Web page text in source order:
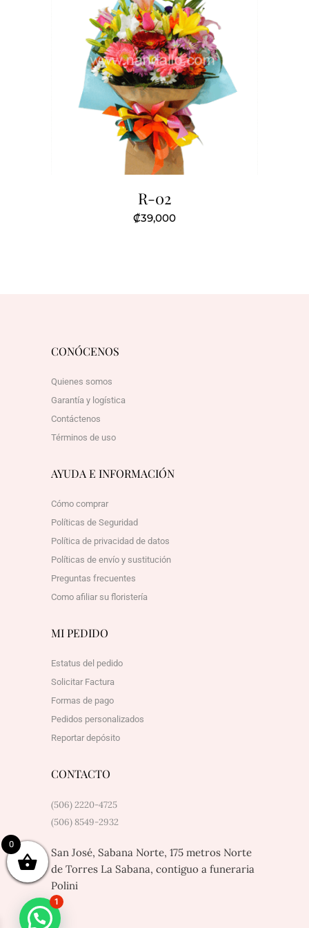
R-02
₡39,000
CONÓCENOS
Quienes somos
Garantía y logística
Contáctenos
Términos de uso
AYUDA E INFORMACIÓN
Cómo comprar
Políticas de Seguridad
Política de privacidad de datos
Políticas de envío y sustitución
Preguntas frecuentes
Como afiliar su floristería
MI PEDIDO
Estatus del pedido
Solicitar Factura
Formas de pago
Pedidos personalizados
Reportar depósito
CONTACTO
(506) 2220-4725
(506) 8549-2932
San José, Sabana Norte, 175 metros Norte
de Torres La Sabana, contiguo a funeraria
Polini
0
1